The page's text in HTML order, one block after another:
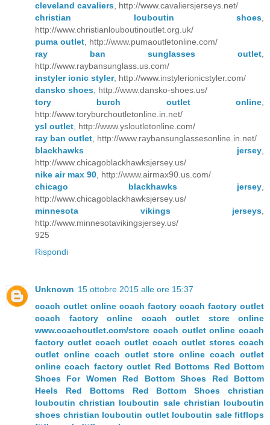
cleveland cavaliers , http://www.cavaliersjerseys.net/
christian louboutin shoes
http://www.christianlouboutinoutlet.org.uk/
puma outlet , http://www.pumaoutletonline.com/
ray ban sunglasses outlet
http://www.raybansunglass.us.com/
instyler ionic styler, http://www.instylerionicstyler.com/
dansko shoes , http://www.dansko-shoes.us/
tory burch outlet online
http://www.toryburchoutletonline.in.net/
ysl outlet , http://www.ysloutletonline.com/
ray ban outlet , http://www.raybansunglassesonline.in.net/
blackhawks jersey
http://www.chicagoblackhawksjersey.us/
nike air max 90 , http://www.airmax90.us.com/
chicago blackhawks jersey
http://www.chicagoblackhawksjersey.us/
minnesota vikings jerseys
http://www.minnesotavikingsjersey.us/
925
Rispondi
Unknown 15 ottobre 2015 alle ore 15:37
coach outlet online coach factory coach factory outlet
coach factory online
coach outlet store online
www.coachoutlet.com/store coach outlet online coach
factory outlet coach outlet coach outlet stores coach
outlet online coach outlet store online coach outlet
online coach factory outlet Red Bottoms Red Bottom
Shoes For Women
Red Bottom Shoes
Red Bottom
Heels
Red Bottoms Red Bottom Shoes
christian
louboutin christian louboutin sale christian louboutin
shoes christian louboutin outlet louboutin sale fitflops